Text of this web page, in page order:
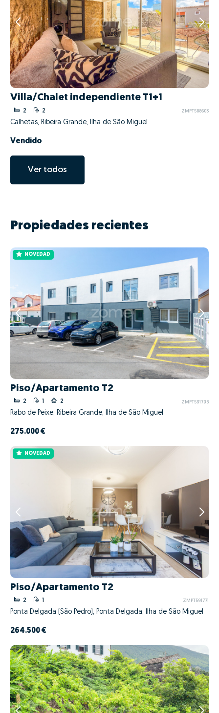
Villa/Chalet independiente T1+1
2 2 ZMPT588603
Calhetas, Ribeira Grande, Ilha de São Miguel
Vendido
Ver todos
Propiedades recientes
NOVEDAD
Piso/Apartamento T2
2 2 ZMPT591798
Rabo de Peixe, Ribeira Grande, Ilha de São Miguel
275.000 €
NOVEDAD
Piso/Apartamento T2
2 1 ZMPT591771
Ponta Delgada (São Pedro), Ponta Delgada, Ilha de São Miguel
264.500 €